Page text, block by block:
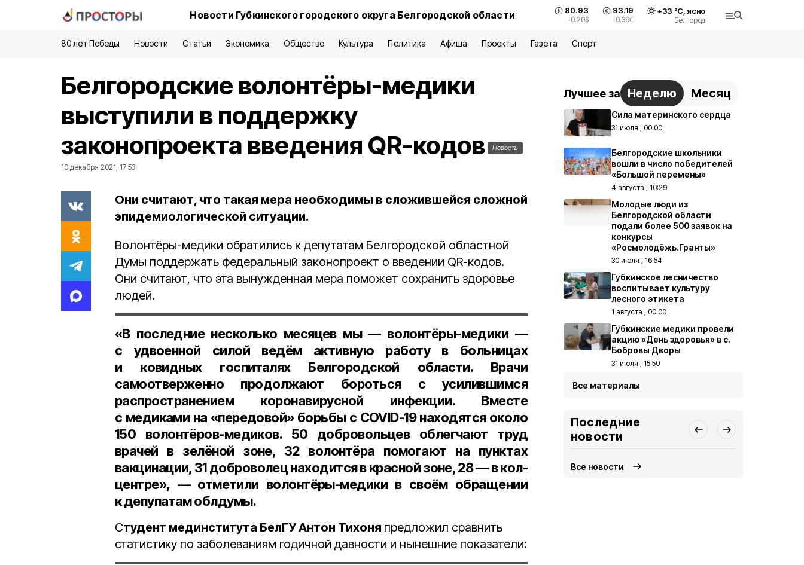
Новости Губкинского городского округа Белгородской области 80.93
-0.20$
93.19
-0.39€
+33 °С, ясно
Белгород
80 лет Победы Новости Статьи Экономика Общество Культура Политика Афиша Проекты Газета Спорт
Белгородские волонтёры-медики
выступили в поддержку
законопроекта введения QR-кодов
Новость
10 декабря 2021, 17:53
Они считают, что такая мера необходимы в сложившейся сложной
эпидемиологической ситуации.
Волонтёры-медики обратились к депутатам Белгородской областной
Думы поддержать федеральный законопроект о введении QR-кодов.
Они считают, что эта вынужденная мера поможет сохранить здоровье
людей.
«В последние несколько месяцев мы — волонтёры-медики —
с удвоенной силой ведём активную работу в больницах
и ковидных госпиталях Белгородской области. Врачи
самоотверженно продолжают бороться с усилившимся
распространением коронавирусной инфекции. Вместе
с медиками на «передовой» борьбы с COVID-19 находятся около
150 волонтёров-медиков. 50 добровольцев облегчают труд
врачей в зелёной зоне, 32 волонтёра помогают на пунктах
вакцинации, 31 доброволец находится в красной зоне, 28 — в кол-
центре», — отметили волонтёры-медики в своём обращении
к депупатам облдумы.
Студент мединститута БелГУ Антон Тихоня предложил сравнить
статистику по заболеваниям годичной давности и нынешние показатели:
Лучшее за Неделю Месяц
Сила материнского сердца
31 июля , 00:00
Белгородские школьники
вошли в число победителей
«Большой перемены»
4 августа , 10:29
Молодые люди из
Белгородской области
подали более 500 заявок на
конкурсы
«Росмолодёжь.Гранты»
30 июля , 16:54
Губкинское лесничество
воспитывает культуру
лесного этикета
1 августа , 00:00
Губкинские медики провели
акцию «День здоровья» в с.
Бобровы Дворы
31 июля , 15:50
Все материалы
Последние
новости
Все новости